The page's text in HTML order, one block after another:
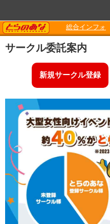
TORANOANA
総合インフォ
サークル委託案内
新規サークル登録